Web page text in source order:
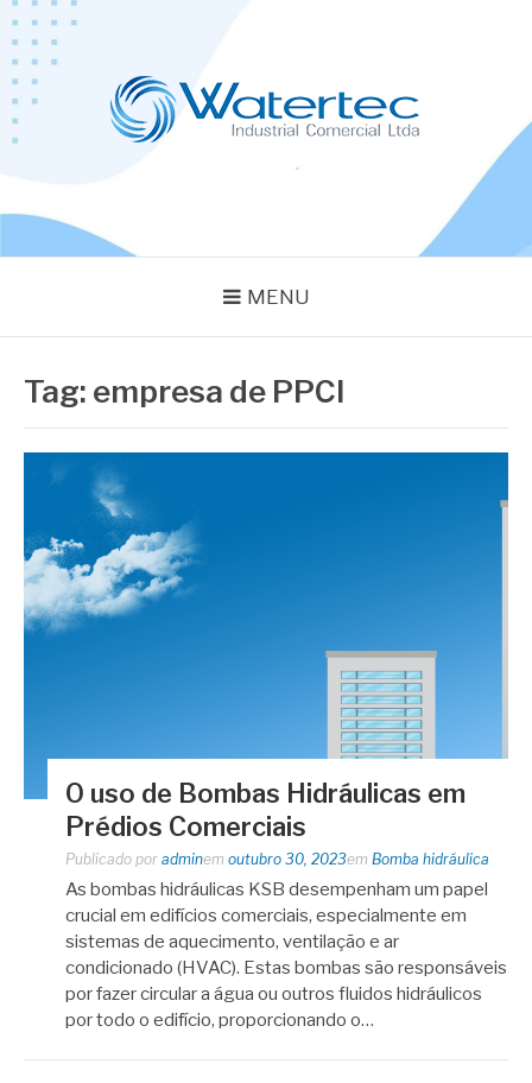
Pular
para
conteúdo
MENU
Tag: empresa de PPCI
O uso de Bombas Hidráulicas em
Prédios Comerciais
Publicado por adminem outubro 30, 2023em Bomba hidráulica
As bombas hidráulicas KSB desempenham um papel
crucial em edifícios comerciais, especialmente em
sistemas de aquecimento, ventilação e ar
condicionado (HVAC). Estas bombas são responsáveis
​​por fazer circular a água ou outros fluidos hidráulicos
por todo o edifício, proporcionando o…